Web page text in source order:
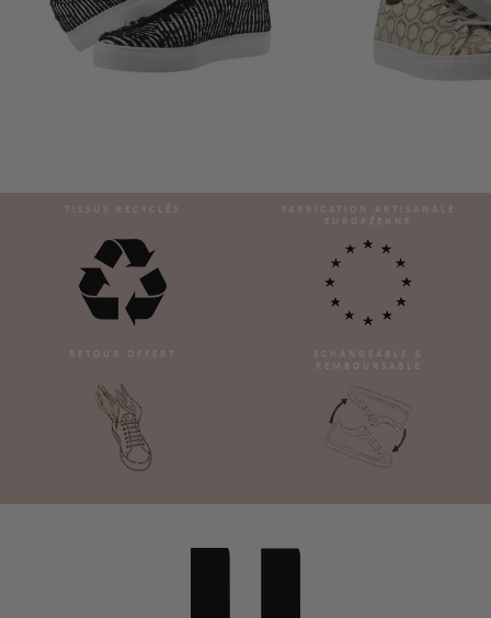
TISSUS RECYCLÉS
FABRICATION ARTISANALE
EUROPÉENNE
RETOUR OFFERT
ECHANGEABLE &
REMBOURSABLE